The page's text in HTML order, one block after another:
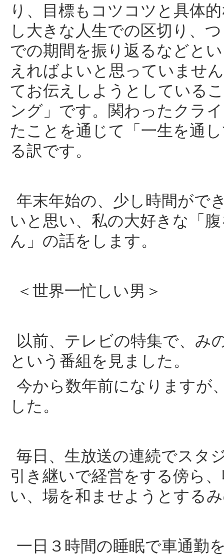
り、目標もコツコツと具体
し大きな人生での区切り、
での期間を振り返るなどと
えればよいと思っていませ
てお伝えしようとしている
ング」です。関わったクラ
たことを通じて「一生を通
る訳です。
年末年始の、少し時間がで
いと思い、私の大好きな「
ん」の話をします。
＜世界一忙しい男＞
以前、テレビの特集で、み
という番組を見ました。
今から数年前になりますが
した。
毎日、生放送の連続でスタ
引き継いで経営をする傍ら
い、場を和ませようとする
一日３時間の睡眠で車通勤